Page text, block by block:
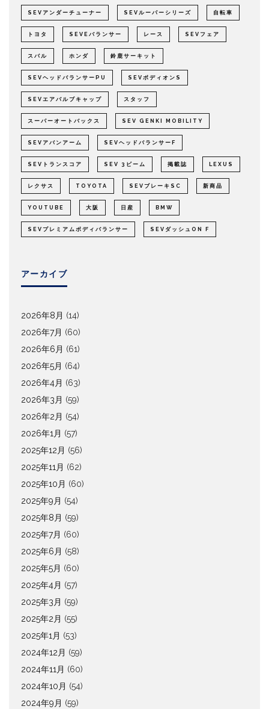
SEVアンダーチューナー SEVルーパーシリーズ 自転車
トヨタ SEVEバランサー レース SEVフェア
スバル ホンダ 鈴鹿サーキット
SEVヘッドバランサーPU SEVボディオンS
SEVエアバルブキャップ スタッフ
スーパーオートバックス SEV GENKI MOBILITY
SEVアバンアーム SEVヘッドバランサーF
SEVトランスコア SEV 3ビーム 掲載誌 LEXUS
レクサス TOYOTA SEVブレーキSC 新商品
YOUTUBE 大阪 日産 BMW
SEVプレミアムボディバランサー SEVダッシュON F
アーカイブ
2026年8月 (14)
2026年7月 (60)
2026年6月 (61)
2026年5月 (64)
2026年4月 (63)
2026年3月 (59)
2026年2月 (54)
2026年1月 (57)
2025年12月 (56)
2025年11月 (62)
2025年10月 (60)
2025年9月 (54)
2025年8月 (59)
2025年7月 (60)
2025年6月 (58)
2025年5月 (60)
2025年4月 (57)
2025年3月 (59)
2025年2月 (55)
2025年1月 (53)
2024年12月 (59)
2024年11月 (60)
2024年10月 (54)
2024年9月 (59)